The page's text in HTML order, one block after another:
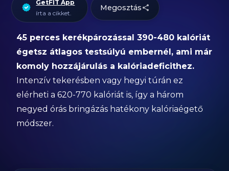
GetFIT App
írta a cikket.
Megosztás
45 perces kerékpározással 390-480 kalóriát
égetsz átlagos testsúlyú embernél, ami már
komoly hozzájárulás a kalóriadeficithez.
Intenzív tekerésben vagy hegyi túrán ez
elérheti a 620-770 kalóriát is, így a három
negyed órás bringázás hatékony kalóriaégető
módszer.